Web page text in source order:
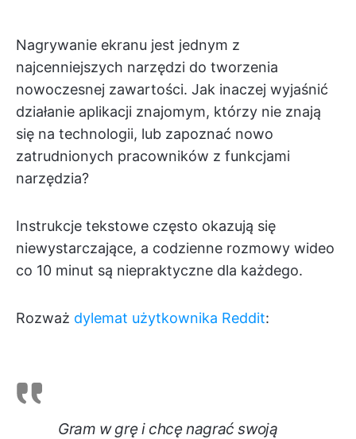
Nagrywanie ekranu jest jednym z
najcenniejszych narzędzi do tworzenia
nowoczesnej zawartości. Jak inaczej wyjaśnić
działanie aplikacji znajomym, którzy nie znają
się na technologii, lub zapoznać nowo
zatrudnionych pracowników z funkcjami
narzędzia?
Instrukcje tekstowe często okazują się
niewystarczające, a codzienne rozmowy wideo
co 10 minut są niepraktyczne dla każdego.
Rozważ dylemat użytkownika Reddit:
Gram w grę i chcę nagrać swoją